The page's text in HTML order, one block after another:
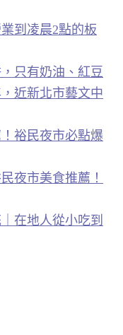
到凌晨2點的板
只有奶油、紅豆
近新北市藝文中
裕民夜市必點爆
夜市美食推薦！
在地人從小吃到